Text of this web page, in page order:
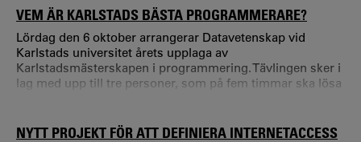
avslutade ex-jobb var något som alla de tio deltagande
företagen betonade under den inledande presentationen.
VEM ÄR KARLSTADS BÄSTA PROGRAMMERARE?
Lördag den 6 oktober arrangerar Datavetenskap vid
Karlstads universitet årets upplaga av
Karlstadsmästerskapen i programmering. Tävlingen sker i
lag med upp till tre personer, som på fem timmar ska lösa
NYTT PROJEKT FÖR ATT DEFINIERA INTERNETACCESS